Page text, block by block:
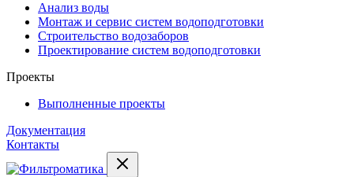
Анализ воды
Монтаж и сервис систем водоподготовки
Строительство водозаборов
Проектирование систем водоподготовки
Проекты
Выполненные проекты
Документация
Контакты